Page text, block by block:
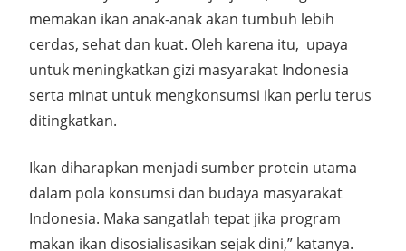
memakan ikan anak-anak akan tumbuh lebih
cerdas, sehat dan kuat. Oleh karena itu, upaya
untuk meningkatkan gizi masyarakat Indonesia
serta minat untuk mengkonsumsi ikan perlu terus
ditingkatkan.
Ikan diharapkan menjadi sumber protein utama
dalam pola konsumsi dan budaya masyarakat
Indonesia. Maka sangatlah tepat jika program
makan ikan disosialisasikan sejak dini,” katanya.